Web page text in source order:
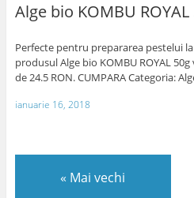
Alge bio KOMBU ROYAL
Perfecte pentru prepararea pestelui
produsul Alge bio KOMBU ROYAL
de 24.5 RON. CUMPARA Categoria:
ianuarie 16, 2018
« Mai vechi